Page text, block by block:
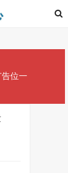
位一